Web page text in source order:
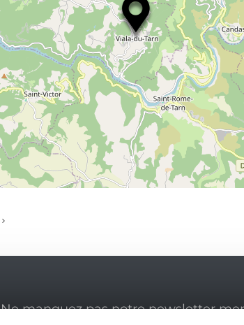
Ne manquez pas notre newsletter